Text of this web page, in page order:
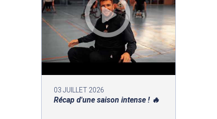
03 JUILLET 2026
Récap d'une saison intense ! 🔥